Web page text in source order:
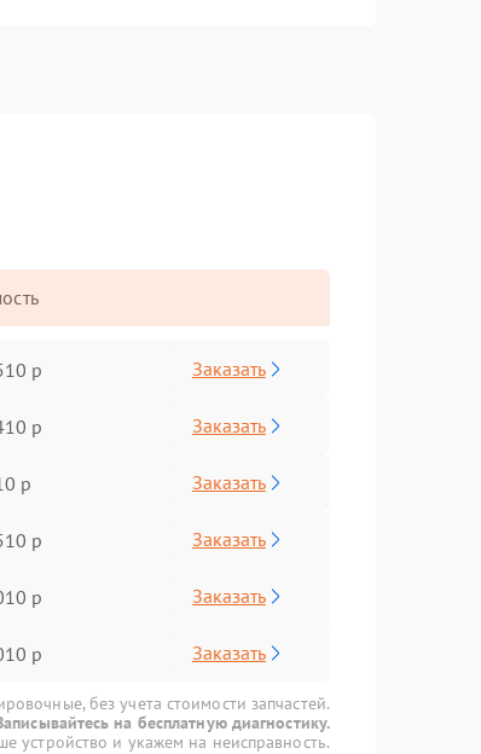
р Заказать
р Заказать
р Заказать
р Заказать
р Заказать
р Заказать
без учета стоимости запчастей.
на бесплатную диагностику.
устройство и укажем на неисправность.